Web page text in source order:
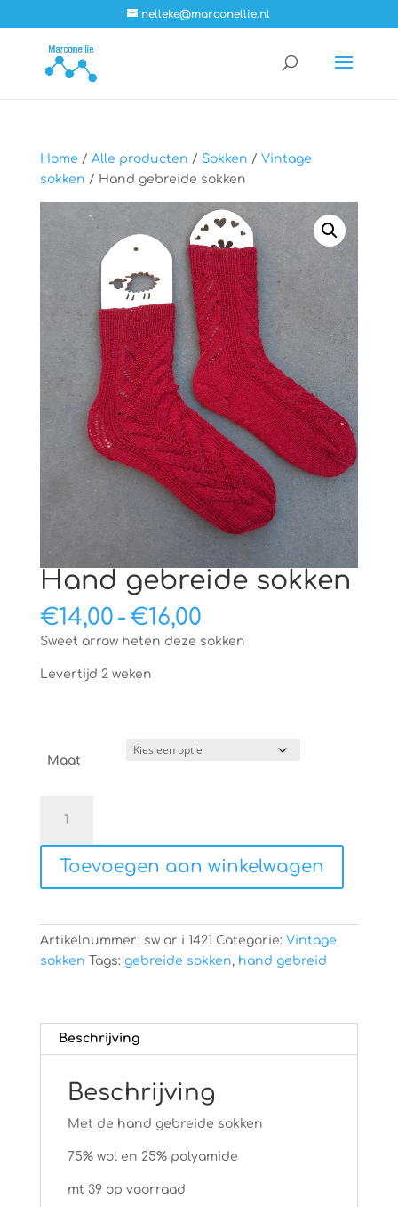
nelleke@marconellie.nl
Home / Alle producten / Sokken / Vintage
sokken / Hand gebreide sokken
Hand gebreide sokken
€14,00 -€16,00Prijsklasse:
€14,00
Sweet arrow heten deze sokken
Levertijd 2 weken
Maat
gebreide
sokken
aantal
Toevoegen aan winkelwagen
Artikelnummer: sw ar i 1421 Categorie: Vintage
sokken Tags: gebreide sokken, hand gebreid
Beschrijving
Beschrijving
Met de hand gebreide sokken
75% wol en 25% polyamide
mt 39 op voorraad